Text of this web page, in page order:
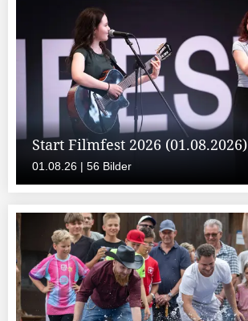
Start Filmfest 2026 (01.08.2026)
01.08.26 | 56 Bilder